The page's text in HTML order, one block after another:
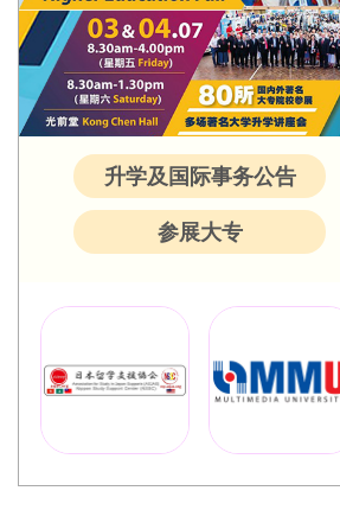
升学及国际事务公告
参展大专